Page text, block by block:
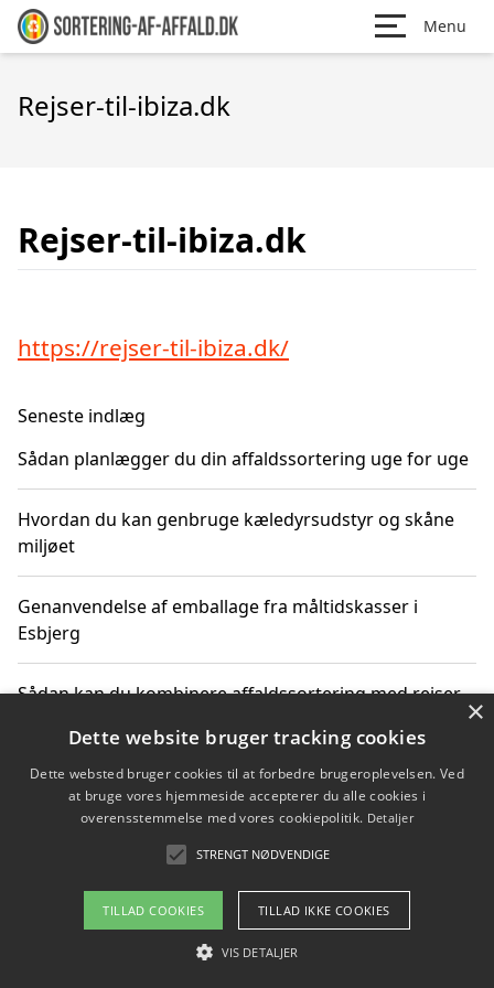
Menu
Rejser-til-ibiza.dk
Rejser-til-ibiza.dk
https://rejser-til-ibiza.dk/
Seneste indlæg
Sådan planlægger du din affaldssortering uge for uge
Hvordan du kan genbruge kæledyrsudstyr og skåne
miljøet
Genanvendelse af emballage fra måltidskasser i
Esbjerg
Sådan kan du kombinere affaldssortering med rejser
Hvordan affaldssortering kan bidrage til co2 reduktion
Om / kontakt
Blog Betingelser
×
Dette website bruger tracking cookies
Dette websted bruger cookies til at forbedre brugeroplevelsen. Ved
at bruge vores hjemmeside accepterer du alle cookies i
overensstemmelse med vores cookiepolitik. Detaljer
STRENGT NØDVENDIGE
TILLAD COOKIES TILLAD IKKE COOKIES
VIS DETALJER